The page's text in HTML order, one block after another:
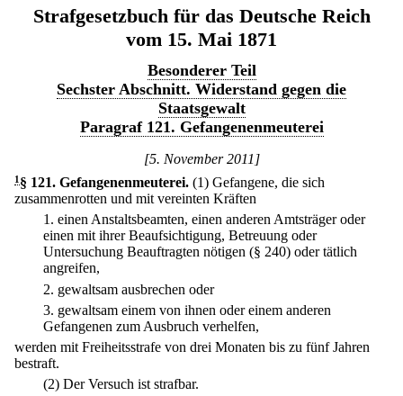
Strafgesetzbuch für das Deutsche Reich
vom 15. Mai 1871
Besonderer Teil
Sechster Abschnitt. Widerstand gegen die
Staatsgewalt
Paragraf 121. Gefangenenmeuterei
[5. November 2011]
1 § 121. Gefangenenmeuterei. (1) Gefangene, die sich
zusammenrotten und mit vereinten Kräften
1. einen Anstaltsbeamten, einen anderen Amtsträger oder
einen mit ihrer Beaufsichtigung, Betreuung oder
Untersuchung Beauftragten nötigen (§ 240) oder tätlich
angreifen,
2. gewaltsam ausbrechen oder
3. gewaltsam einem von ihnen oder einem anderen
Gefangenen zum Ausbruch verhelfen,
werden mit Freiheitsstrafe von drei Monaten bis zu fünf Jahren
bestraft.
(2) Der Versuch ist strafbar.